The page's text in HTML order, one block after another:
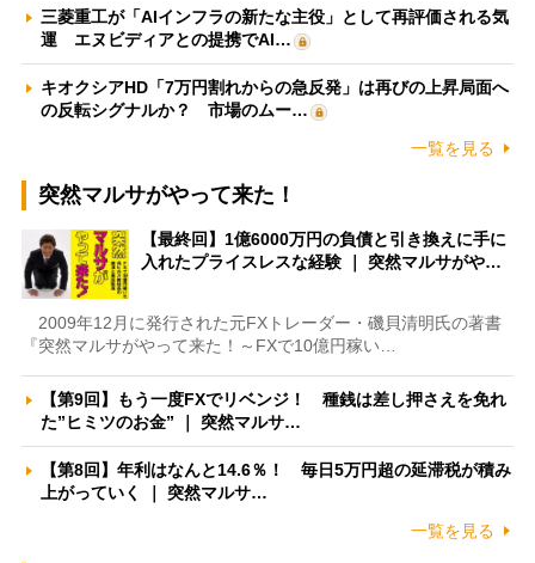
三菱重工が「AIインフラの新たな主役」として再評価される気
運 エヌビディアとの提携でAI…
キオクシアHD「7万円割れからの急反発」は再びの上昇局面へ
の反転シグナルか？ 市場のムー…
一覧を見る
突然マルサがやって来た！
【最終回】1億6000万円の負債と引き換えに手に
入れたプライスレスな経験 ｜ 突然マルサがや…
2009年12月に発行された元FXトレーダー・磯貝清明氏の著書
『突然マルサがやって来た！～FXで10億円稼い…
【第9回】もう一度FXでリベンジ！ 種銭は差し押さえを免れ
た”ヒミツのお金” ｜ 突然マルサ…
【第8回】年利はなんと14.6％！ 毎日5万円超の延滞税が積み
上がっていく ｜ 突然マルサ…
一覧を見る